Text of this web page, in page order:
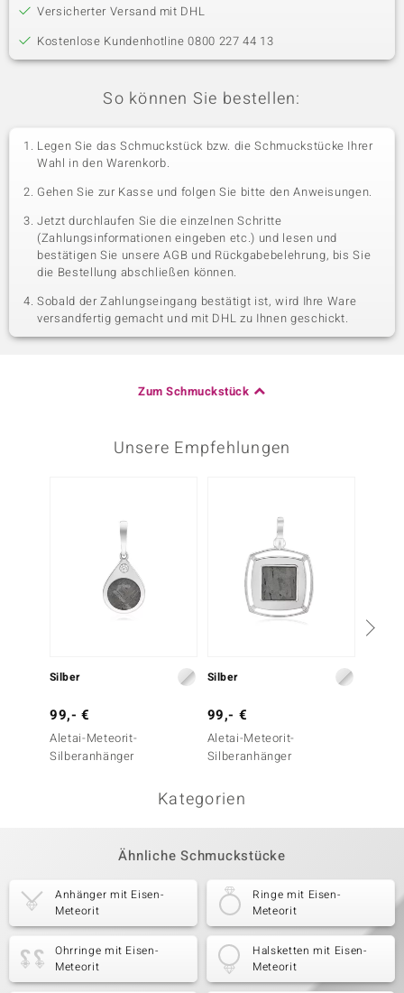
Versicherter Versand mit DHL
Kostenlose Kundenhotline 0800 227 44 13
So können Sie bestellen:
Legen Sie das Schmuckstück bzw. die Schmuckstücke Ihrer
Wahl in den Warenkorb.
Gehen Sie zur Kasse und folgen Sie bitte den Anweisungen.
Jetzt durchlaufen Sie die einzelnen Schritte
(Zahlungsinformationen eingeben etc.) und lesen und
bestätigen Sie unsere AGB und Rückgabebelehrung, bis Sie
die Bestellung abschließen können.
Sobald der Zahlungseingang bestätigt ist, wird Ihre Ware
versandfertig gemacht und mit DHL zu Ihnen geschickt.
Zum Schmuckstück
Unsere Empfehlungen
Silber
99,- €
Aletai-Meteorit-
Silberanhänger
Silber
99,- €
Aletai-Meteorit-
Silberanhänger
Kategorien
Ähnliche Schmuckstücke
Anhänger mit Eisen-
Meteorit
Ringe mit Eisen-
Meteorit
Ohrringe mit Eisen-
Meteorit
Halsketten mit Eisen-
Meteorit